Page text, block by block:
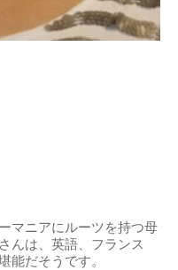
マニアにルーツを持つ母
んは、英語、フランス
能だそうです。